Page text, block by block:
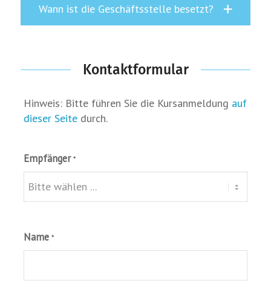
Wann ist die Geschäftsstelle besetzt?
Kontaktformular
Hinweis: Bitte führen Sie die Kursanmeldung auf
dieser Seitedurch.
Empfänger*
Name *